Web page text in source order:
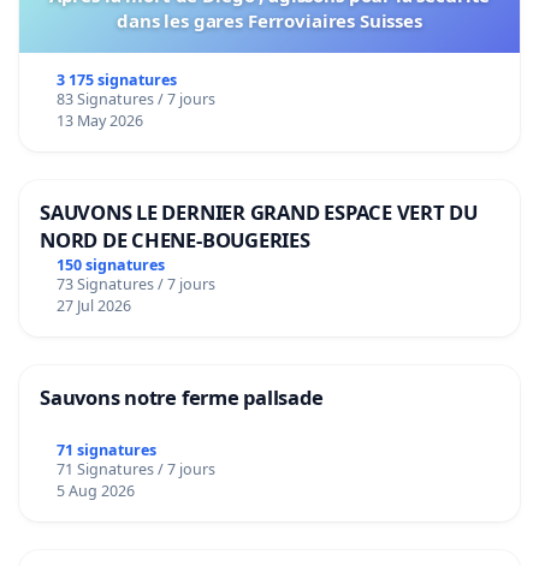
dans les gares Ferroviaires Suisses
3 175 signatures
83 Signatures / 7 jours
13 May 2026
SAUVONS LE DERNIER GRAND ESPACE VERT DU
NORD DE CHENE-BOUGERIES
150 signatures
73 Signatures / 7 jours
27 Jul 2026
Sauvons notre ferme pallsade
71 signatures
71 Signatures / 7 jours
5 Aug 2026